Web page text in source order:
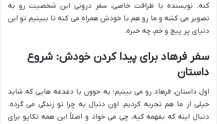
کنه. نویسنده با ظرافت خاصی، سفر درونی این شخصیت رو به
تصویر می کشه و ما رو هم با خودش همراه می کنه تا ببینیم تو این
دنیای پر پیچ و خم، چه خبره.
سفر فرهاد برای پیدا کردن خودش: شروع
داستان
اول داستان، فرهاد رو می بینیم؛ یه جوون با دغدغه هایی که شاید
خیلی از ما هم تجربه کردیم. اون دنبال یه چرا تو زندگی می گرده.
دنبال اینه که بفهمه کیه، چی می خواد و اصلاً این همه تکاپو برای